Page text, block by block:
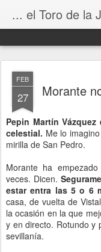
... el Toro de la
FEB
27 Morante
Pepin Martín
celestial. Me lo
mirilla de San Pedro.
Morante ha
veces. Dicen.
estar entra las 5 o 6
casa, de vuelta de
la ocasión en la que
y en directo. Rotundo y
sevillanía.